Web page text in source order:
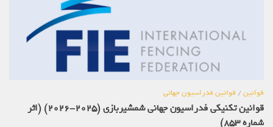
قوانین/ قوانین فدراسیون جهانی
قوانین تکنیکی فدراسیون جهانی شمشیربازی (2025-2026) (اثر
شماره 853)